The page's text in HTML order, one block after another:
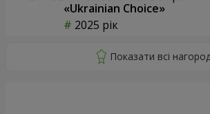
«Ukrainian Choice»
2025 рік